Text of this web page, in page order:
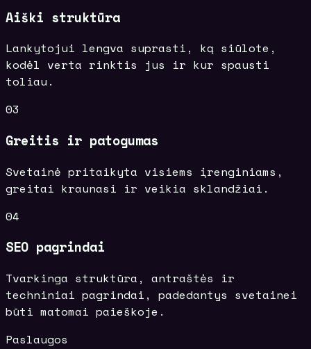
Aiški struktūra
Lankytojui lengva suprasti, ką siūlote,
kodėl verta rinktis jus ir kur spausti
toliau.
03
Greitis ir patogumas
Svetainė pritaikyta visiems įrenginiams,
greitai kraunasi ir veikia sklandžiai.
04
SEO pagrindai
Tvarkinga struktūra, antraštės ir
techniniai pagrindai, padedantys svetainei
būti matomai paieškoje.
Paslaugos